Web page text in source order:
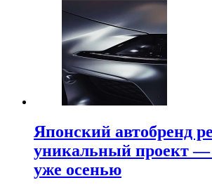
Японский автобренд
уникальный проект —
уже осенью